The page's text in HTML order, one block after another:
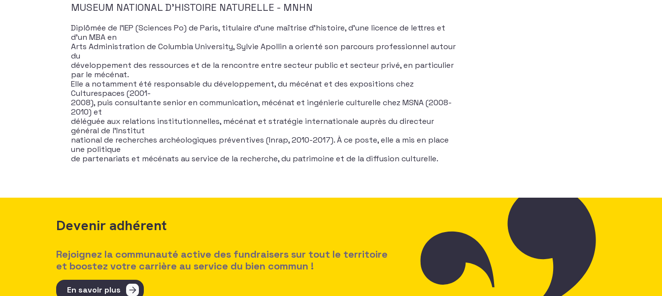
MUSEUM NATIONAL D'HISTOIRE NATURELLE - MNHN
Diplômée de l’IEP (Sciences Po) de Paris, titulaire d’une maîtrise d’histoire, d’une licence de lettres et
d’un MBA en
Arts Administration de Columbia University, Sylvie Apollin a orienté son parcours professionnel autour
du
développement des ressources et de la rencontre entre secteur public et secteur privé, en particulier
par le mécénat.
Elle a notamment été responsable du développement, du mécénat et des expositions chez
Culturespaces (2001-
2008), puis consultante senior en communication, mécénat et ingénierie culturelle chez MSNA (2008-
2010) et
déléguée aux relations institutionnelles, mécénat et stratégie internationale auprès du directeur
général de l’Institut
national de recherches archéologiques préventives (Inrap, 2010-2017). À ce poste, elle a mis en place
une politique
de partenariats et mécénats au service de la recherche, du patrimoine et de la diffusion culturelle.
Devenir adhérent
Rejoignez la communauté active des fundraisers sur tout le territoire
et boostez votre carrière au service du bien commun !
En savoir plus